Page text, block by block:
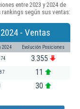
entre 2023 y 2024 de
según sus ventas:
- Ventas
2024 Evolución Posiciones
3.355
11
30